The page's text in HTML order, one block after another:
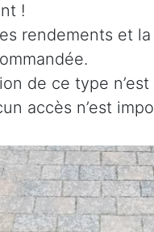
!
rendements et
de ce type
accès n’est